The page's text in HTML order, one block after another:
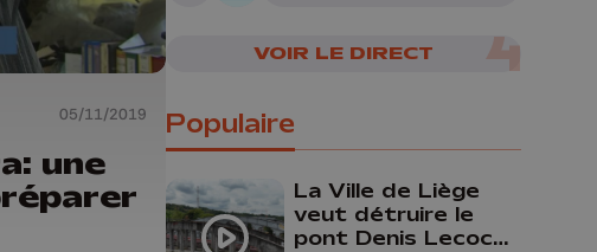
05/11/2019
une
VOIR LE DIRECT
Populaire
La Ville de Liège
veut détruire le
pont Denis Lecocq